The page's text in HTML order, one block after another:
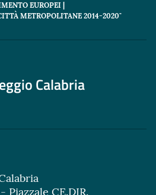
EUROPEI |
METROPOLITANE 2014-2020"
Calabria
Piazzale CE.DIR.